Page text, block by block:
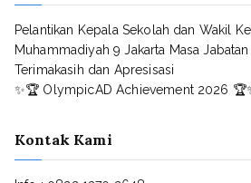
Pelantikan Kepala Sekolah dan Wakil
Muhammadiyah 9 Jakarta Masa
Terimakasih dan Apresisasi
✨🏆 OlympicAD Achievement 2026
Kontak Kami